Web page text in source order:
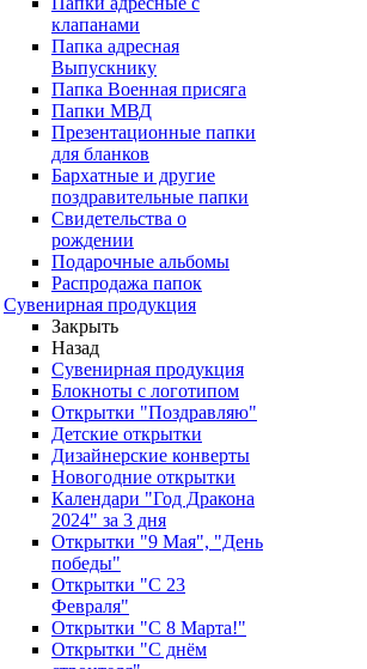
клапанами
Папка адресная
Выпускнику
Папка Военная присяга
Папки МВД
Презентационные папки
для бланков
Бархатные и другие
поздравительные папки
Свидетельства о
рождении
Подарочные альбомы
Распродажа папок
Сувенирная продукция
Закрыть
Назад
Сувенирная продукция
Блокноты с логотипом
Открытки "Поздравляю"
Детские открытки
Дизайнерские конверты
Новогодние открытки
Календари "Год Дракона
2024" за 3 дня
Открытки "9 Мая", "День
победы"
Открытки "С 23
Февраля"
Открытки "С 8 Марта!"
Открытки "С днём